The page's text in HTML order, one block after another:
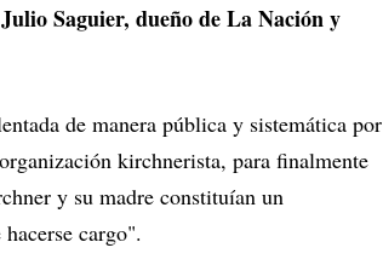
Saguier, dueño de La Nación y
de manera pública y sistemática por
kirchnerista, para finalmente
y su madre constituían un
cargo".